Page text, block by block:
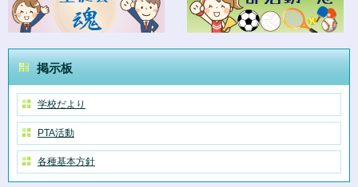
掲示板
学校だより
PTA活動
各種基本方針